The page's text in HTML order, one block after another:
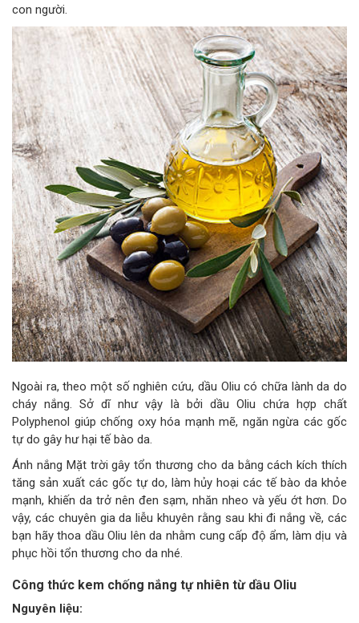
con người.
Ngoài ra, theo một số nghiên cứu, dầu Oliu có chữa lành da do
cháy nắng. Sở dĩ như vậy là bởi dầu Oliu chứa hợp chất
Polyphenol giúp chống oxy hóa mạnh mẽ, ngăn ngừa các gốc
tự do gây hư hại tế bào da.
Ánh nắng Mặt trời gây tổn thương cho da bằng cách kích thích
tăng sản xuất các gốc tự do, làm hủy hoại các tế bào da khỏe
mạnh, khiến da trở nên đen sạm, nhăn nheo và yếu ớt hơn. Do
vậy, các chuyên gia da liễu khuyên rằng sau khi đi nắng về, các
bạn hãy thoa dầu Oliu lên da nhằm cung cấp độ ẩm, làm dịu và
phục hồi tổn thương cho da nhé.
Công thức kem chống nắng tự nhiên từ dầu Oliu
Nguyên liệu: